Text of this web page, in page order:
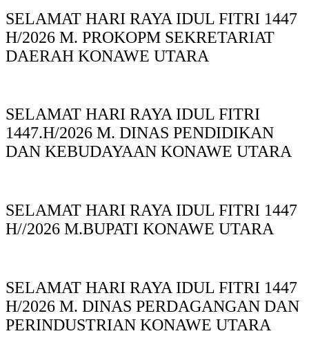
SELAMAT HARI RAYA IDUL FITRI 1447
H/2026 M. PROKOPM SEKRETARIAT
DAERAH KONAWE UTARA
SELAMAT HARI RAYA IDUL FITRI
1447.H/2026 M. DINAS PENDIDIKAN
DAN KEBUDAYAAN KONAWE UTARA
SELAMAT HARI RAYA IDUL FITRI 1447
H//2026 M.BUPATI KONAWE UTARA
SELAMAT HARI RAYA IDUL FITRI 1447
H/2026 M. DINAS PERDAGANGAN DAN
PERINDUSTRIAN KONAWE UTARA